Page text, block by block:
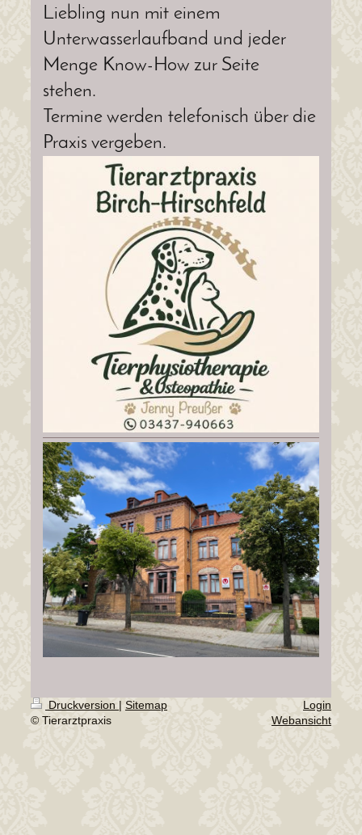
Liebling nun mit einem
Unterwasserlaufband und jeder
Menge Know-How zur Seite
stehen.
Termine werden telefonisch über die
Praxis vergeben.
Druckversion | Sitemap
© Tierarztpraxis
Login
Webansicht